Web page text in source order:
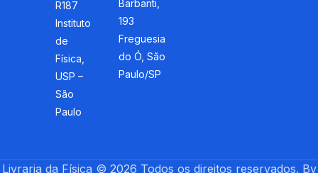
R187
Instituto
de
Física,
USP –
São
Paulo
Barbanti,
193
Freguesia
do Ó, São
Paulo/SP
Livraria da Física © 2026 Todos os direitos reservados. By